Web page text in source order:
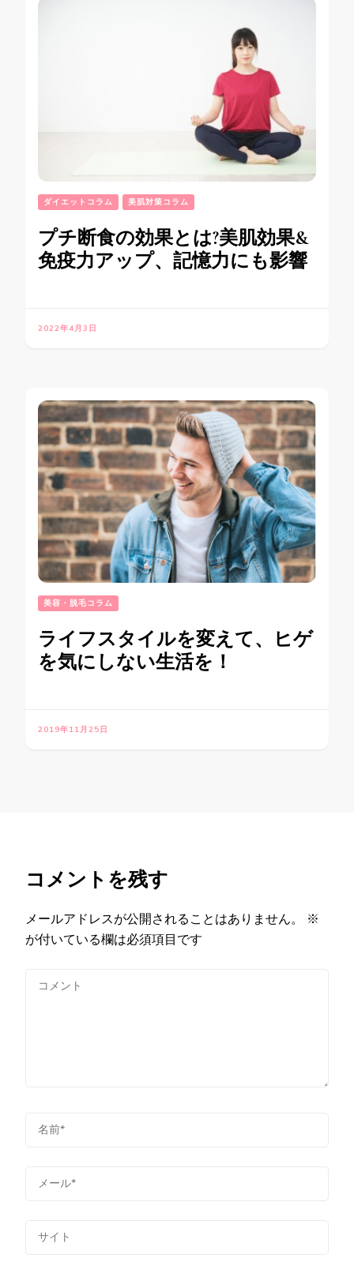
ダイエットコラム 美肌対策コラム
プチ断食の効果とは?美肌効果&
免疫力アップ、記憶力にも影響
2022年4月3日
美容・脱毛コラム
ライフスタイルを変えて、ヒゲ
を気にしない生活を！
2019年11月25日
コメントを残す
メールアドレスが公開されることはありません。
※
が付いている欄は必須項目です